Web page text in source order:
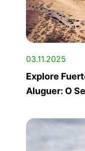
03.11.2025
Explore
Aluguer: O